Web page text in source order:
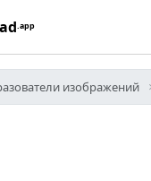
.app
изображений